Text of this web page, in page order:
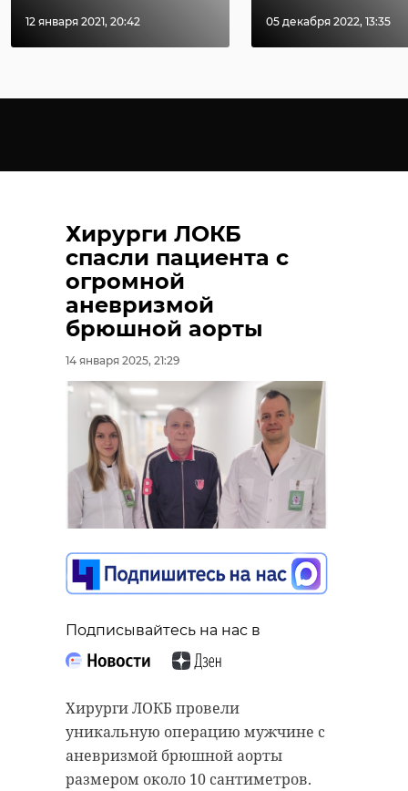
12 января 2021, 20:42 05 декабря 2022, 13:35
Хирурги ЛОКБ
спасли пациента с
огромной
аневризмой
брюшной аорты
14 января 2025, 21:29
Подписывайтесь на нас в
Хирурги ЛОКБ провели
уникальную операцию мужчине с
аневризмой брюшной аорты
размером около 10 сантиметров.